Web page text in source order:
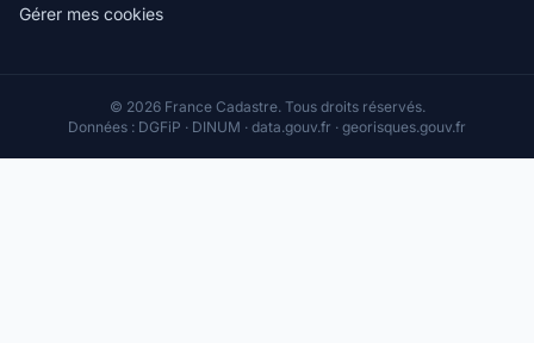
Gérer mes cookies
© 2026 France Cadastre. Tous droits réservés.
Données : DGFiP · DINUM · data.gouv.fr · georisques.gouv.fr